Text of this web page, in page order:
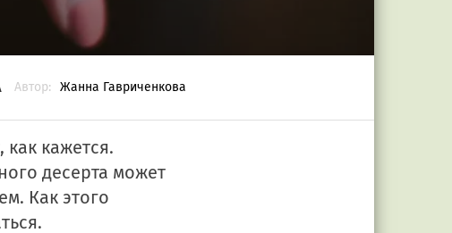
Автор: Жанна Гавриченкова
кажется.
десерта может
Как этого